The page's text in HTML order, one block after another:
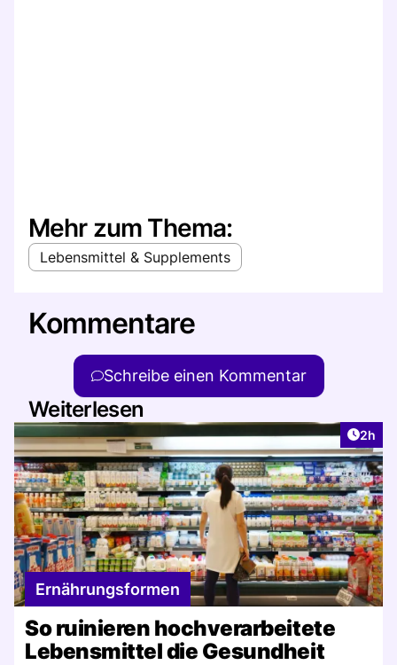
Mehr zum Thema:
Lebensmittel & Supplements
Kommentare
Schreibe einen Kommentar
Weiterlesen
2h
Ernährungsformen
So ruinieren hochverarbeitete
Lebensmittel die Gesundheit